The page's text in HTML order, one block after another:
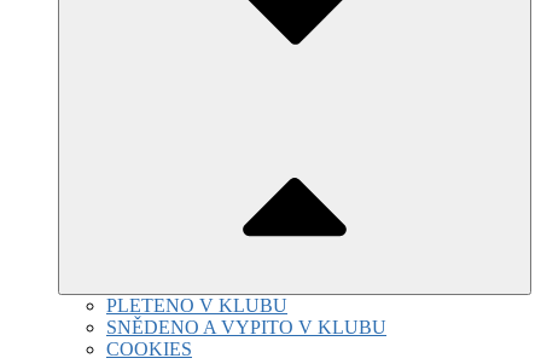
PLETENO V KLUBU
SNĚDENO A VYPITO V KLUBU
COOKIES